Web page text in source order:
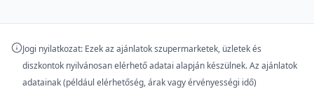
Jogi nyilatkozat: Ezek az ajánlatok szupermarketek, üzletek és
diszkontok nyilvánosan elérhető adatai alapján készülnek. Az ajánlatok
adatainak (például elérhetőség, árak vagy érvényességi idő)